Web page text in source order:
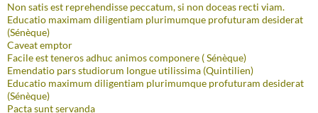
Non satis est reprehendisse peccatum, si non doceas recti viam.
Educatio maximam diligentiam plurimumque profuturam desiderat
(Sénèque)
Caveat emptor
Facile est teneros adhuc animos componere ( Sénèque)
Emendatio pars studiorum longue utilissima (Quintilien)
Educatio maximum diligentiam plurimumque profuturam desiderat
(Sénèque)
Pacta sunt servanda